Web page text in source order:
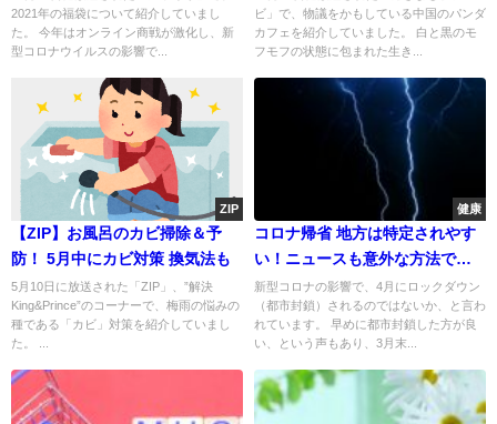
2021年の福袋について紹介していまし
た。 今年はオンライン商戦が激化し、新
型コロナウイルスの影響で...
ビ」で、物議をかもしている中国のパンダ
カフェを紹介していました。 白と黒のモ
フモフの状態に包まれた生き...
ZIP
【ZIP】お風呂のカビ掃除＆予
防！ 5月中にカビ対策 換気法も
5月10日に放送された「ZIP」、”解決
King&Prince”のコーナーで、梅雨の悩みの
種である「カビ」対策を紹介していまし
た。 ...
健康
コロナ帰省 地方は特定されやす
い！ニュースも意外な方法で放
送する
新型コロナの影響で、4月にロックダウン
（都市封鎖）されるのではないか、と言わ
れています。 早めに都市封鎖した方が良
い、という声もあり、3月末...